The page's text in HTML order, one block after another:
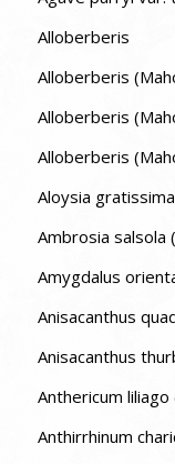
Alloberberis
Alloberberis
Alloberberis
Alloberberis
Aloysia
Ambrosia salsola
Amygdalus
Anisacanthus
Anisacanthus
Anthericum
Anthirrhinum